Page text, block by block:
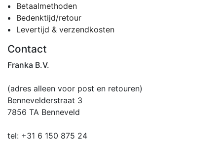
Betaalmethoden
Bedenktijd/retour
Levertijd & verzendkosten
Contact
Franka B.V.
(adres alleen voor post en retouren)
Bennevelderstraat 3
7856 TA Benneveld
tel: +31 6 150 875 24